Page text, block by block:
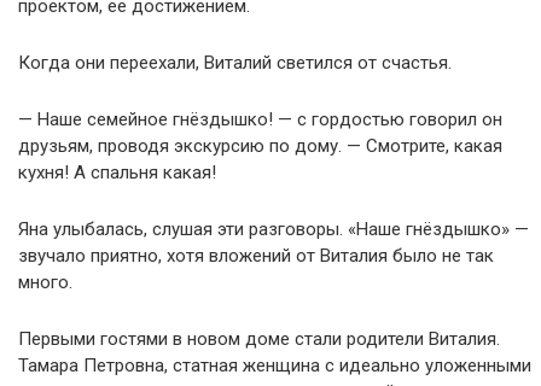
проектом, её достижением.
Когда они переехали, Виталий светился от счастья.
— Наше семейное гнёздышко! — с гордостью говорил он
друзьям, проводя экскурсию по дому. — Смотрите, какая
кухня! А спальня какая!
Яна улыбалась, слушая эти разговоры. «Наше гнёздышко» —
звучало приятно, хотя вложений от Виталия было не так
много.
Первыми гостями в новом доме стали родители Виталия.
Тамара Петровна, статная женщина с идеально уложенными